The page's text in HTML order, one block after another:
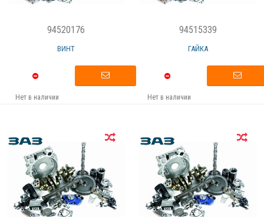
94520176
ВИНТ
Нет в наличии
94515339
ГАЙКА
Нет в наличии